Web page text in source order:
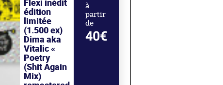
Flexi inédit
édition
limitée
(1.500 ex)
Dima aka
Vitalic «
Poetry
(Shit Again
Mix)
à
partir
de
40€